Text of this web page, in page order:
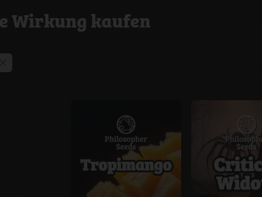
Wirkung kaufen